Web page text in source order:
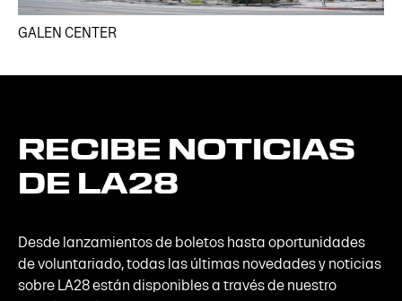
GALEN CENTER
RECIBE NOTICIAS
DE LA28
Desde lanzamientos de boletos hasta oportunidades
de voluntariado, todas las últimas novedades y noticias
sobre LA28 están disponibles a través de nuestro